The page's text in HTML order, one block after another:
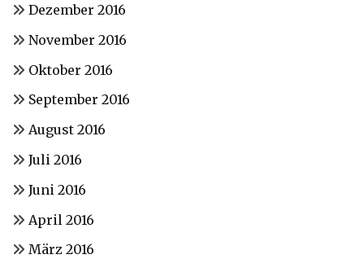
Dezember 2016
November 2016
Oktober 2016
September 2016
August 2016
Juli 2016
Juni 2016
April 2016
März 2016